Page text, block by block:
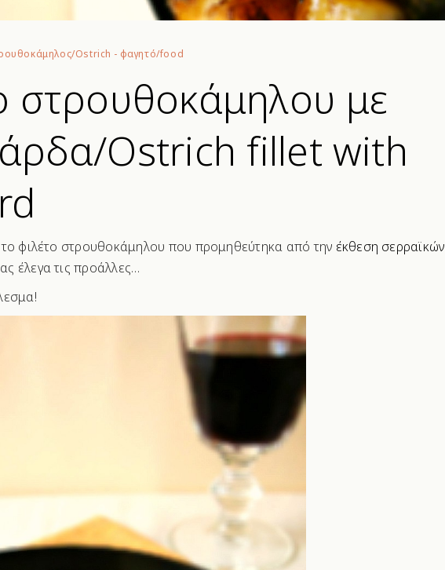
Ostrich - φαγητό/food
στρουθοκάμηλου με
Ostrich fillet with
φιλέτο στρουθοκάμηλου που προμηθεύτηκα από την έκθεση σερραϊκών
έλεγα τις προάλλες…